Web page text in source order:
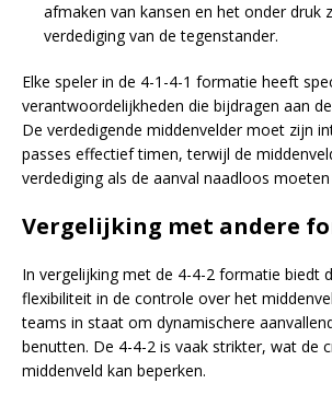
afmaken van kansen en het onder druk
verdediging van de tegenstander.
Elke speler in de 4-1-4-1 formatie heeft
verantwoordelijkheden die bijdragen aan
De verdedigende middenvelder moet zijn
passes effectief timen, terwijl de
verdediging als de aanval naadloos
Vergelijking met andere
In vergelijking met de 4-4-2 formatie biedt
flexibiliteit in de controle over het
teams in staat om dynamischere
benutten. De 4-4-2 is vaak strikter, wat de
middenveld kan beperken.